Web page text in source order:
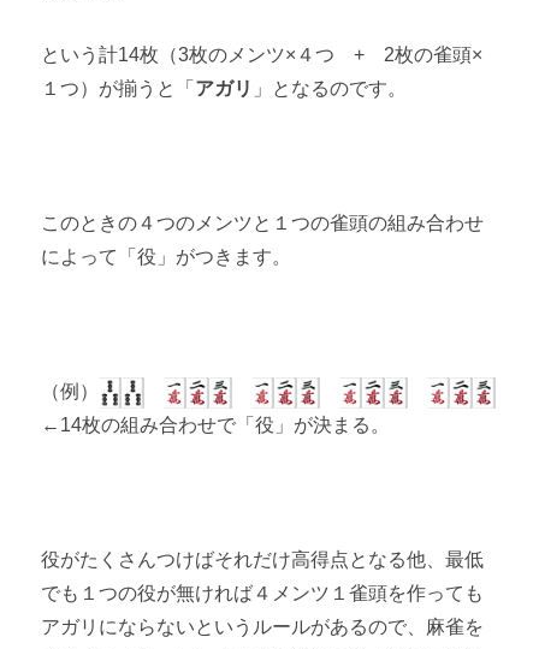
という計14枚（3枚のメンツ×４つ + 2枚の雀頭×
１つ）が揃うと「 アガリ 」となるのです。
このときの４つのメンツと１つの雀頭の組み合わせ
によって「役」がつきます。
（例）
←14枚の組み合わせで「役」が決まる。
役がたくさんつけばそれだけ高得点となる他、最低
でも１つの役が無ければ４メンツ１雀頭を作っても
アガリにならないというルールがあるので、麻雀を